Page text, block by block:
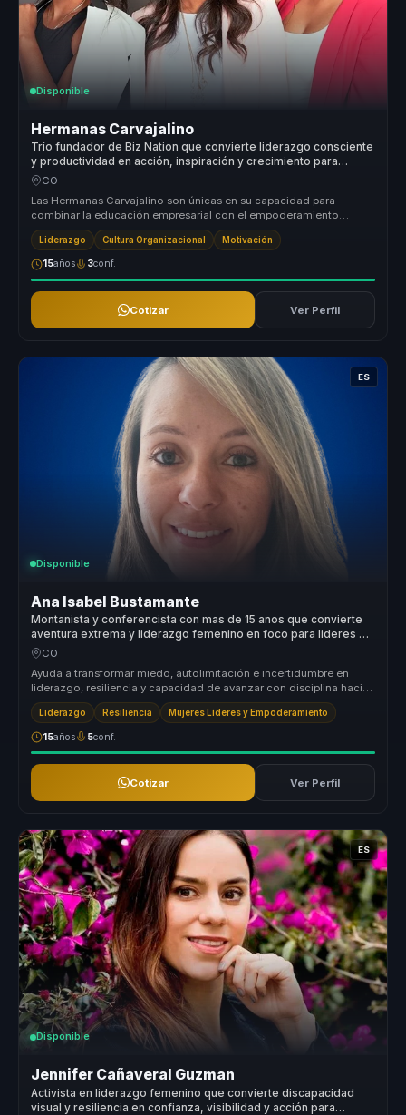
Disponible
Hermanas Carvajalino
Trío fundador de Biz Nation que convierte liderazgo consciente
y productividad en acción, inspiración y crecimiento para
líderes y equipos.
CO
Las Hermanas Carvajalino son únicas en su capacidad para
combinar la educación empresarial con el empoderamiento
personal, ofreciendo un ...
Liderazgo Cultura Organizacional Motivación
15años 3conf.
Cotizar Ver Perfil
ES
Disponible
Ana Isabel Bustamante
Montanista y conferencista con mas de 15 anos que convierte
aventura extrema y liderazgo femenino en foco para lideres y
equipos.
CO
Ayuda a transformar miedo, autolimitación e incertidumbre en
liderazgo, resiliencia y capacidad de avanzar con disciplina hacia
metas exi...
Liderazgo Resiliencia Mujeres Líderes y Empoderamiento
15años 5conf.
Cotizar Ver Perfil
ES
Disponible
Jennifer Cañaveral Guzman
Activista en liderazgo femenino que convierte discapacidad
visual y resiliencia en confianza, visibilidad y acción para